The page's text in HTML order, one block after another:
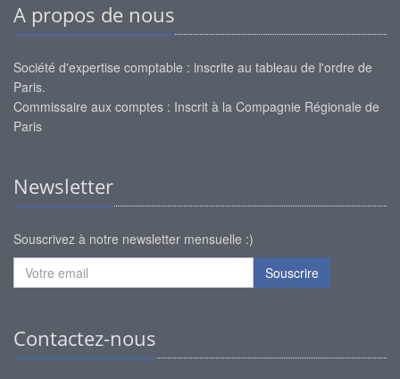
A propos de nous
Société d'expertise comptable : inscrite au tableau de l'ordre de
Paris.
Commissaire aux comptes : Inscrit à la Compagnie Régionale de
Paris
Newsletter
Souscrivez à notre newsletter mensuelle :)
Souscrire
Contactez-nous